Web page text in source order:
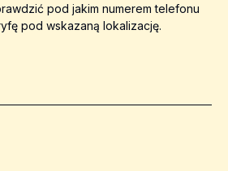
pod jakim numerem telefonu
pod wskazaną lokalizację.